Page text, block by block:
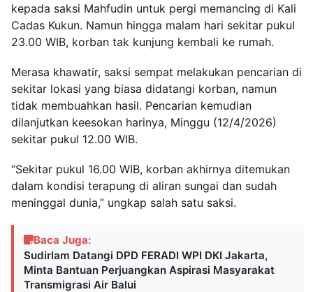
kepada saksi Mahfudin untuk pergi memancing di Kali
Cadas Kukun. Namun hingga malam hari sekitar pukul
23.00 WIB, korban tak kunjung kembali ke rumah.
Merasa khawatir, saksi sempat melakukan pencarian di
sekitar lokasi yang biasa didatangi korban, namun
tidak membuahkan hasil. Pencarian kemudian
dilanjutkan keesokan harinya, Minggu (12/4/2026)
sekitar pukul 12.00 WIB.
“Sekitar pukul 16.00 WIB, korban akhirnya ditemukan
dalam kondisi terapung di aliran sungai dan sudah
meninggal dunia,” ungkap salah satu saksi.
Baca Juga:
Sudirlam Datangi DPD FERADI WPI DKI Jakarta,
Minta Bantuan Perjuangkan Aspirasi Masyarakat
Transmigrasi Air Balui